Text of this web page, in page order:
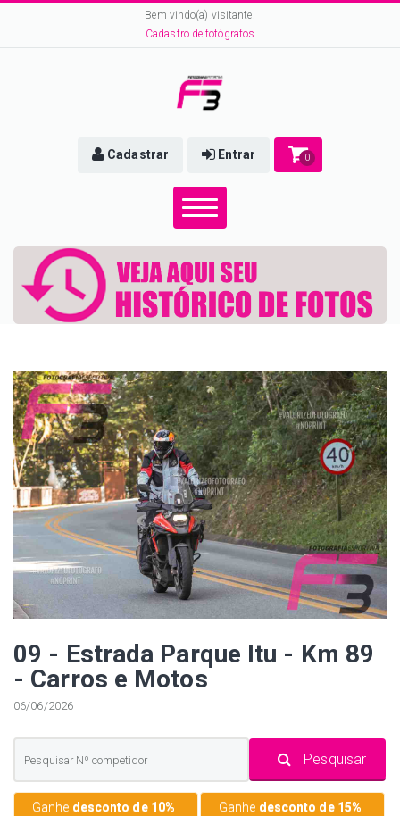
Bem vindo(a) visitante!
Cadastro de fotógrafos
Cadastrar Entrar 0
09 - Estrada Parque Itu - Km 89
- Carros e Motos
06/06/2026
Pesquisar
Ganhe desconto de 10%
Ganhe desconto de 15%